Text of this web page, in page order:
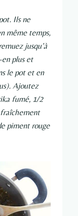
Ils ne
même temps,
jusqu’à
plus et
le pot et en
Ajoutez
fumé, 1/2
fraîchement
piment rouge